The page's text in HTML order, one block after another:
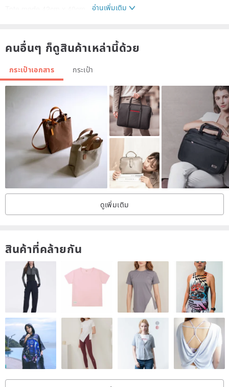
More Color
RED ▶︎www.pinkoi.com/product/7xeMHYUk
Light GREEN ▶︎www.pinkoi.com/product/VDHJNES9
www.pinkoi.com/product/B4RShfgV
www.pinkoi.com/product/kXxYpDQA
MATERIAL
NOTICE
อ่านเพิ่มเติม
คนอื่นๆ ก็ดูสินค้าเหล่านี้ด้วย
กระเป๋าเอกสาร กระเป๋า
ดูเพิ่มเติม
สินค้าที่คล้ายกัน